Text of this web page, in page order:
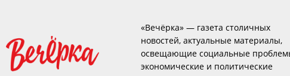
«Вечёрка» — газета столичных
новостей, актуальные материалы,
освещающие социальные
экономические и политические